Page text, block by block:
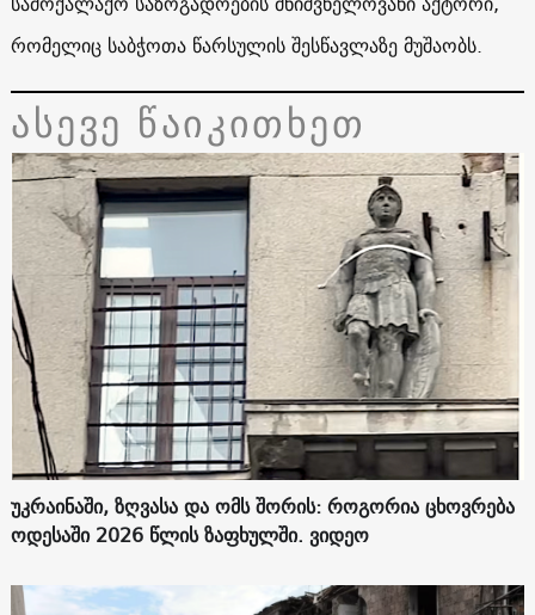
რომელიც საბჭოთა წარსულის შესწავლაზე მუშაობს.
ასევე წაიკითხეთ
უკრაინაში, ზღვასა და ომს შორის: როგორია ცხოვრება
ოდესაში 2026 წლის ზაფხულში. ვიდეო